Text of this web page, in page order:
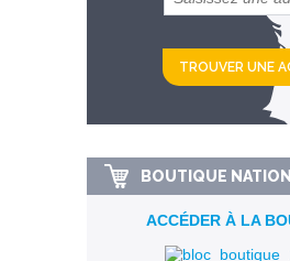
et
km alentour
BOUTIQUE
ACCÉDER À LA